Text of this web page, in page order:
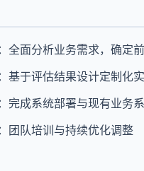
：全面分析业务需求，确定
：基于评估结果设计定制化
：完成系统部署与现有业务
：团队培训与持续优化调整